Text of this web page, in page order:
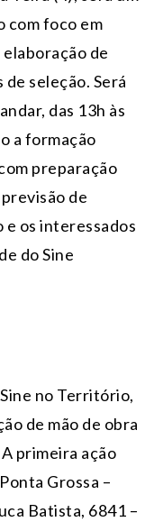
com foco em
de
seleção. Será
das 13h às
a formação
preparação
de
e os interessados
do Sine
no Território,
de mão de obra
primeira ação
Grossa –
Batista, 6841 –